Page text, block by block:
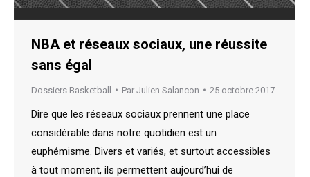
NBA et réseaux sociaux, une réussite
sans égal
Dossiers Basketball Par Julien Salancon 25 octobre 2017
Dire que les réseaux sociaux prennent une place
considérable dans notre quotidien est un
euphémisme. Divers et variés, et surtout accessibles
à tout moment, ils permettent aujourd’hui de